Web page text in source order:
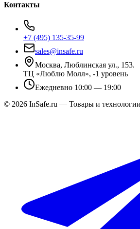
Контакты
+7 (495) 135-35-99
sales@insafe.ru
Москва, Люблинская ул., 153.
ТЦ «Люблю Молл», -1 уровень
Ежедневно 10:00 — 19:00
© 2026 InSafe.ru — Товары и технологии